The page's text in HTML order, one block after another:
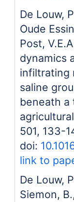
De Louw,
Oude
Post,
dynamics
infiltrating
saline
beneath a
501, 133-
doi:
link to
De Louw,
Siemon,